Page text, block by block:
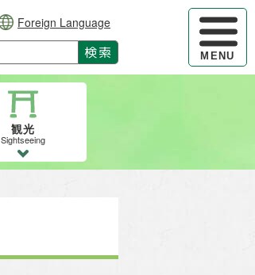
ハンバー
MENU
：黒
変更：青
Foreign Language
検索
観光
Sightseeing